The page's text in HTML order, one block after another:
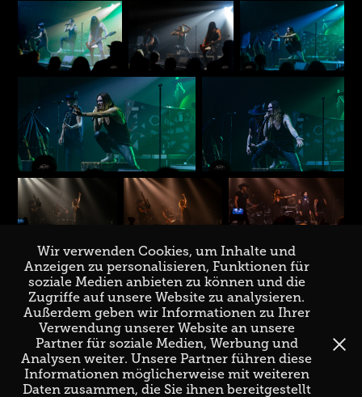
↑ Back to Top
Wir verwenden Cookies, um Inhalte und
Anzeigen zu personalisieren, Funktionen für
soziale Medien anbieten zu können und die
Zugriffe auf unsere Website zu analysieren.
Außerdem geben wir Informationen zu Ihrer
Verwendung unserer Website an unsere
Partner für soziale Medien, Werbung und
Analysen weiter. Unsere Partner führen diese
Informationen möglicherweise mit weiteren
Daten zusammen, die Sie ihnen bereitgestellt